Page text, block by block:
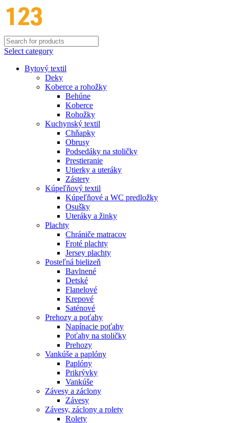
Select category
Bytový textil
Deky
Koberce a rohožky
Behúne
Koberce
Rohožky
Kuchynský textil
Chňapky
Obrusy
Podsedáky na stoličky
Prestieranie
Utierky a uteráky
Zástery
Kúpeľňový textil
Kúpeľňové a WC predložky
Osušky
Uteráky a žinky
Plachty
Chrániče matracov
Froté plachty
Jersey plachty
Posteľná bielizeň
Bavlnené
Detské
Flanelové
Krepové
Saténové
Prehozy a poťahy
Napínacie poťahy
Poťahy na stoličky
Prehozy
Vankúše a paplóny
Paplóny
Prikrývky
Vankúše
Závesy a záclony
Závesy
Závesy, záclony a rolety
Rolety